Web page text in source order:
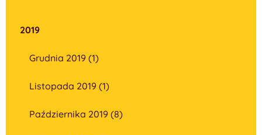
2019
Grudnia 2019 (1)
Listopada 2019 (1)
Października 2019 (8)